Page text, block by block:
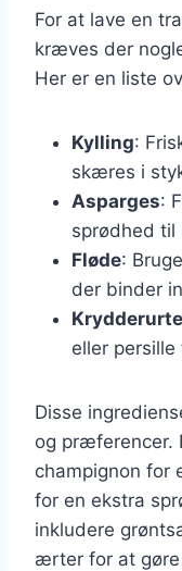
For at lave en
kræves der
Her er en liste
Kylling:
skæres i
Asparges:
sprødhed til
Fløde:
der binder
eller
Disse
og præferencer.
champignon for
for en ekstra
inkludere
ærter for at gøre